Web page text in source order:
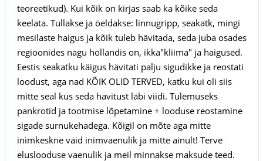
teoreetikud). Kui kõik on kirjas saab ka kõike seda
keelata. Tullakse ja öeldakse: linnugripp, seakatk, mingi
mesilaste haigus ja kõik tuleb hävitada, seda juba osades
regioonides nagu hollandis on, ikka"kliima" ja haigused.
Eestis seakatku käigus hävitati palju sigudikke ja reostati
loodust, aga nad KÕIK OLID TERVED, katku kui oli siis
mitte seal kus seda hävitust läbi viidi. Tulemuseks
pankrotid ja tootmise lõpetamine + looduse reostamine
sigade surnukehadega. Kõigil on mõte aga mitte
inimkeskne vaid inimvaenulik ja mitte ainult! Terve
eluslooduse vaenulik ja meil minnakse maksude teed.